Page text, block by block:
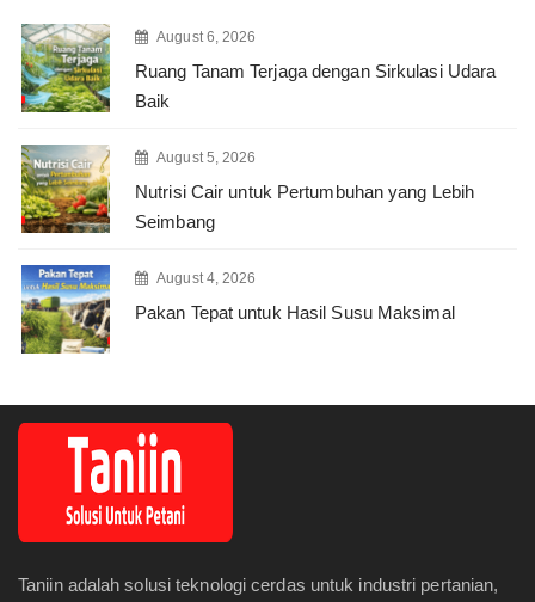
August 6, 2026
Ruang Tanam Terjaga dengan Sirkulasi Udara
Baik
August 5, 2026
Nutrisi Cair untuk Pertumbuhan yang Lebih
Seimbang
August 4, 2026
Pakan Tepat untuk Hasil Susu Maksimal
Taniin adalah solusi teknologi cerdas untuk industri pertanian,